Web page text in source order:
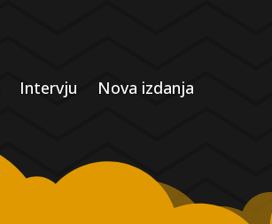
Intervju Nova izdanja